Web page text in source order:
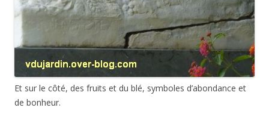
Et sur le côté, des fruits et du blé, symboles d’abondance et
de bonheur.